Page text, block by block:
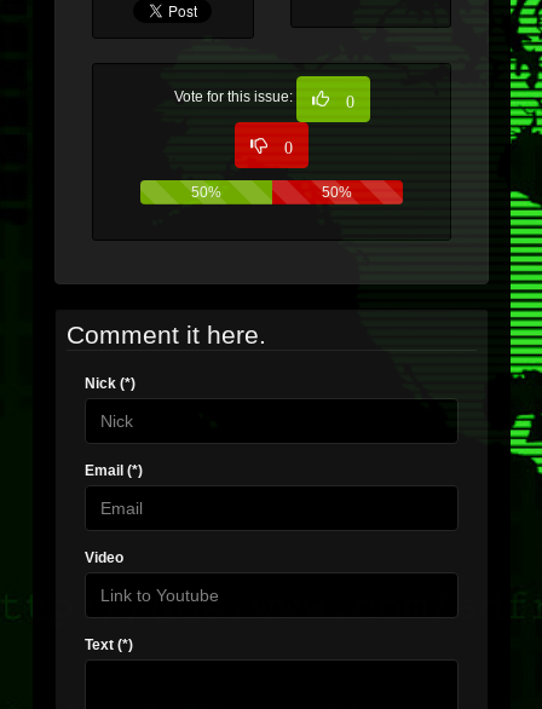
Vote for this issue: 0
0
50% 50%
Comment it here.
Nick (*)
Email (*)
Video
Text (*)